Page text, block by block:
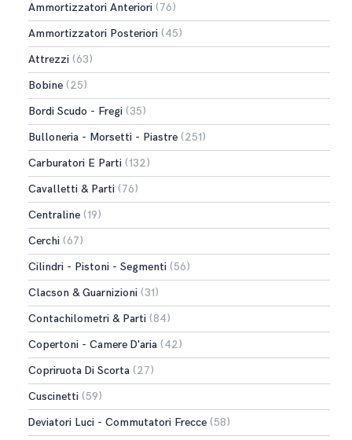
Ammortizzatori Anteriori (76)
Ammortizzatori Posteriori (45)
Attrezzi (63)
Bobine (25)
Bordi Scudo - Fregi (35)
Bulloneria - Morsetti - Piastre (251)
Carburatori E Parti (132)
Cavalletti & Parti (76)
Centraline (19)
Cerchi (67)
Cilindri - Pistoni - Segmenti (56)
Clacson & Guarnizioni (31)
Contachilometri & Parti (84)
Copertoni - Camere D'aria (42)
Copriruota Di Scorta (27)
Cuscinetti (59)
Deviatori Luci - Commutatori Frecce (58)